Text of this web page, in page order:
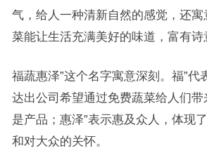
气，给人一种清新自然的感觉，还
菜能让生活充满美好的味道，富有诗
福蔬惠泽”这个名字寓意深刻。福”代
达出公司希望通过免费蔬菜给人们带
是产品；惠泽”表示惠及众人，体现
和对大众的关怀。